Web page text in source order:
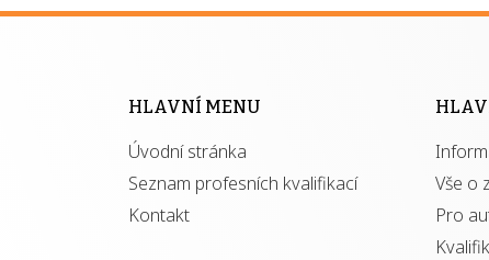
HLAVNÍ MENU
Úvodní stránka
Seznam profesních kvalifikací
Kontakt
Vše o
Pro